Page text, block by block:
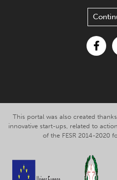
This portal was also created
innovative start-ups, related to
of the FESR 2014-2020